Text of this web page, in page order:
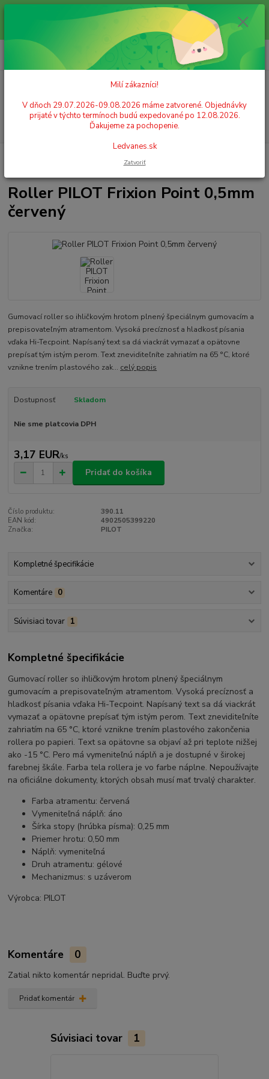
Milí zákazníci! V dňoch 29.07.2026-09.08.2026 máme zatvorené.
Objednávky prijaté v týchto termínoch budú expedované po 12.08.2026.
Ďakujeme za pochopenie. Ledvanes.sk
+421 908 755 958
Po. - Pia. od 9:00 hod. - 16:00 hod.
za0,00 EUR
Roller PILOT Frixion Point 0,5mm
červený
Gumovací roller so ihličkovým hrotom plnený špeciálnym gumovacím a
prepisovateľným atramentom. Vysoká precíznosť a hladkosť písania
vďaka Hi-Tecpoint. Napísaný text sa dá viackrát vymazať a opätovne
prepísať tým istým perom. Text zneviditeľníte zahriatím na 65 °C, ktoré
vznikne trením plastového zak... celý popis
Dostupnosť Skladom
Nie sme platcovia DPH
3,17 EUR/ks
Pridať do košíka
Číslo produktu:
390.11
EAN kód:
4902505399220
Značka:
PILOT
Kompletné špecifikácie
Komentáre 0
Súvisiaci tovar 1
Kompletné špecifikácie
Gumovací roller so ihličkovým hrotom plnený špeciálnym
gumovacím a prepisovateľným atramentom. Vysoká precíznosť a
hladkosť písania vďaka Hi-Tecpoint. Napísaný text sa dá viackrát
vymazať a opätovne prepísať tým istým perom. Text zneviditeľníte
zahriatím na 65 °C, ktoré vznikne trením plastového zakončenia
rollera po papieri. Text sa opätovne sa objaví až pri teplote nižšej
ako -15 °C. Pero má vymeniteľnú náplň a je dostupné v širokej
farebnej škále. Farba tela rollera je vo farbe náplne. Nepoužívajte
na oficiálne dokumenty, ktorých obsah musí mať trvalý charakter.
Farba atramentu: červená
Vymeniteľná náplň: áno
Šírka stopy (hrúbka písma): 0,25 mm
Priemer hrotu: 0,50 mm
Náplň: vymeniteľná
Druh atramentu: gélové
Mechanizmus: s uzáverom
Výrobca: PILOT
Komentáre 0
Zatial nikto komentár nepridal. Buďte prvý.
Pridať komentár
Súvisiaci tovar 1
Milí zákazníci!
V dňoch 29.07.2026-09.08.2026 máme zatvorené. Objednávky
prijaté v týchto termínoch budú expedované po 12.08.2026.
Ďakujeme za pochopenie.
Ledvanes.sk
Zatvoriť